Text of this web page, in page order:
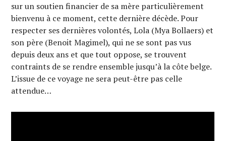
sur un soutien financier de sa mère particulièrement
bienvenu à ce moment, cette dernière décède. Pour
respecter ses dernières volontés, Lola (Mya Bollaers) et
son père (Benoit Magimel), qui ne se sont pas vus
depuis deux ans et que tout oppose, se trouvent
contraints de se rendre ensemble jusqu’à la côte belge.
L’issue de ce voyage ne sera peut-être pas celle
attendue…